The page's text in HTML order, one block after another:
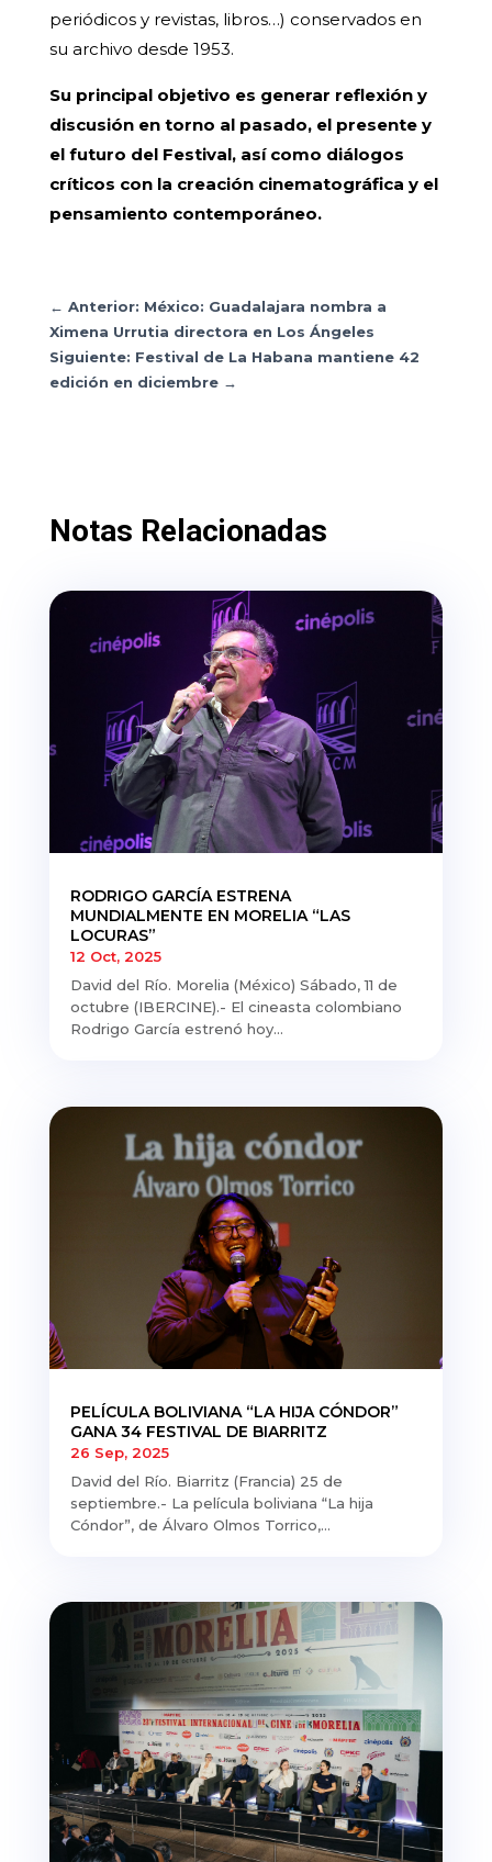
periódicos y revistas, libros…) conservados en
su archivo desde 1953.
Su principal objetivo es generar reflexión y
discusión en torno al pasado, el presente y
el futuro del Festival, así como diálogos
críticos con la creación cinematográfica y el
pensamiento contemporáneo.
← Anterior: México: Guadalajara nombra a
Ximena Urrutia directora en Los Ángeles
Siguiente: Festival de La Habana mantiene 42
edición en diciembre→
Notas Relacionadas
RODRIGO GARCÍA ESTRENA
MUNDIALMENTE EN MORELIA “LAS
LOCURAS”
12 Oct, 2025
David del Río. Morelia (México) Sábado, 11 de
octubre (IBERCINE).- El cineasta colombiano
Rodrigo García estrenó hoy...
PELÍCULA BOLIVIANA “LA HIJA CÓNDOR”
GANA 34 FESTIVAL DE BIARRITZ
26 Sep, 2025
David del Río. Biarritz (Francia) 25 de
septiembre.- La película boliviana “La hija
Cóndor”, de Álvaro Olmos Torrico,...